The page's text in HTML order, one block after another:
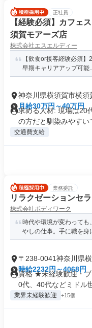
正社員
【経験必須】カフェ
須賀モアーズ店
株式会社エスエルディー
【飲食or接客経験必須
早期キャリアアップ可能
神奈川県横須賀市横須
月給30万円～40万円
求める人材: 現場は20
の方だと馴染みやすい
交通費支給
業務委託
リラクゼーションセ
株式会社ボディワーク
時代や環境が変わって
やしの仕事。手に職を身
〒238-0041神奈川県
時給2232円～4068円
資格 ★未経験歓迎・
0代、40代などミドル
業界未経験歓迎 +15個